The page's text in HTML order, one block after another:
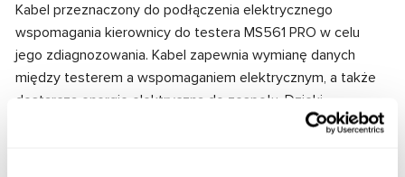
Kabel przeznaczony do podłączenia elektrycznego
wspomagania kierownicy do testera MS561 PRO w celu
jego zdiagnozowania. Kabel zapewnia wymianę danych
między testerem a wspomaganiem elektrycznym, a także
dostarcza energię elektryczną do zespołu. Dzięki
dopasowaniu złączy kablowych i wspomagania